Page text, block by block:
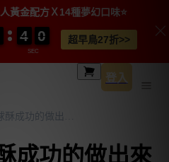
登入
成功的做出來
黃金配方Ｘ14種夢幻口味⭐️
SEC
3
3
3
3 0
0
9
9
9
9 超早鳥27折>>